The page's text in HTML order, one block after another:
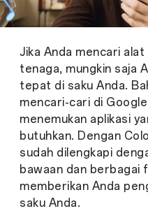
Jika Anda mencari
tenaga, mungkin saja
tepat di saku Anda.
mencari-cari di
menemukan aplikasi
butuhkan. Dengan
sudah dilengkapi
bawaan dan berbagai
memberikan Anda
saku Anda.